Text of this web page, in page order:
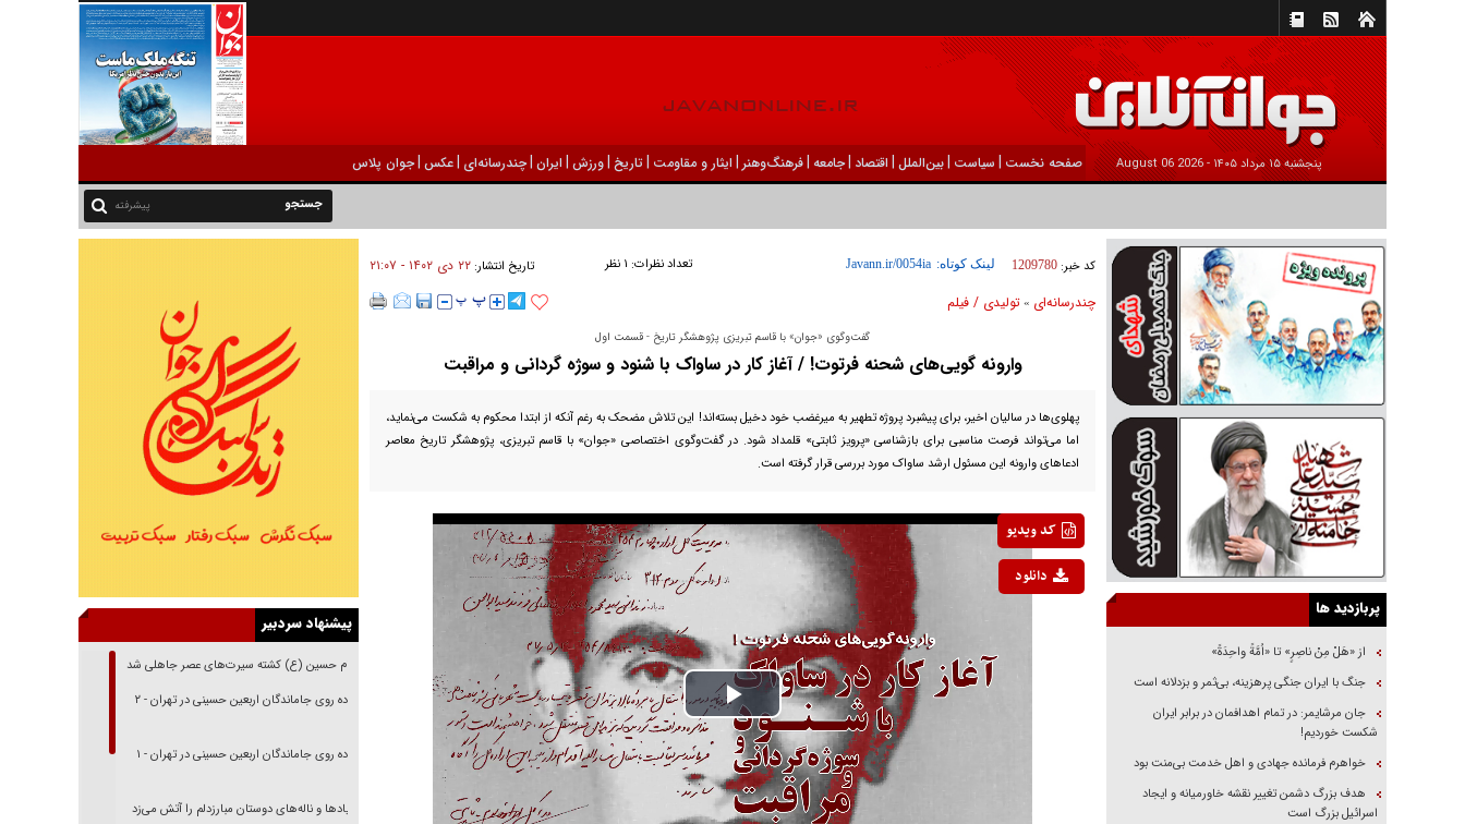
پنجشنبه ۱۵ مرداد ۱۴۰۵ - 2026 August 06 صفحه نخست | سیاست |بين‌الملل | اقتصاد |جامعه |فرهنگ‌و‌هنر | ایثار و مقاومت |تاریخ |ورزش | ايران |چندرسانه‌ای |عکس |جوان پلاس
پیشرفته
کد خبر: 1209780 لینک کوتاه: تعداد نظرات: ۱ نظر تاریخ انتشار:۲۲ دی ۱۴۰۲ - ۲۱:۰۷
چندرسانه‌ای » تولیدی / فیلم
گفت‌وگوی «جوان» با قاسم تبریزی پژوهشگر تاریخ - قسمت اول
وارونه گویی‌های شحنه فرتوت! / آغاز کار در ساواک با شنود و سوژه گردانی و مراقبت
پهلوی‌ها در سالیان اخیر، برای پیشبرد پروژه تطهیر به میرغضب خود دخیل بسته‌اند! این تلاش مضحک به رغم آنکه از ابتدا محکوم به شکست می‌نماید،
اما می‌تواند فرصت مناسبی برای بازشناسی «پرویز ثابتی» قلمداد شود. در گفت‌وگوی اختصاصی «جوان» با قاسم تبریزی، پژوهشگر تاریخ معاصر
ادعا‌های وارونه این مسئول ارشد ساواک مورد بررسی قرار گرفته است.
Play
Video
کد ویدیو
دانلود
پربازدید ها
از «هَلْ مِنْ ناصِرٍ» تا «اُمَّةً واحِدَةً»
جنگ با ایران جنگی پرهزینه، بی‌ثمر و بزدلانه است
جان مرشایمر: در تمام اهدافمان در برابر ایران
شکست خوردیم!
خواهرم فرمانده جهادی و اهل خدمت بی‌منت بود
هدف بزرگ دشمن تغییر نقشه خاورمیانه و ایجاد
اسرائیل بزرگ است
پیشنهاد سردبیر
امام حسین (ع) کشته سیرت‌های عصر جاهلی شد
پیاده روی جاماندگان اربعین حسینی در تهران - ۲
پیاده روی جاماندگان اربعین حسینی در تهران - ۱
فریاد‌ها و ناله‌های دوستان مبارزدلم را آتش می‌زد